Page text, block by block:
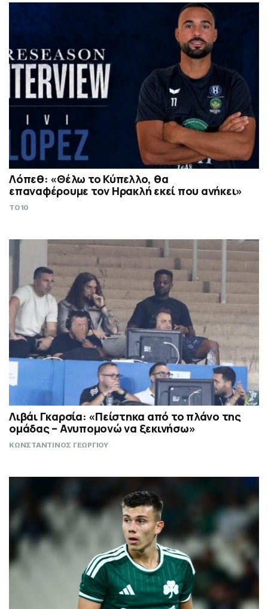
Λόπεθ: «Θέλω το Κύπελλο, θα
επαναφέρουμε τον Ηρακλή εκεί που ανήκει»
TO10
Λιβάι Γκαρσία: «Πείστηκα από το πλάνο της
ομάδας – Ανυπομονώ να ξεκινήσω»
ΚΩΝΣΤΑΝΤΙΝΟΣ ΓΕΩΡΓΙΟΥ